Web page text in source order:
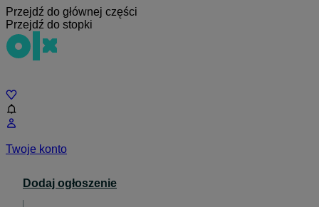
Przejdź do głównej części
Przejdź do stopki
Twoje konto
Dodaj ogłoszenie